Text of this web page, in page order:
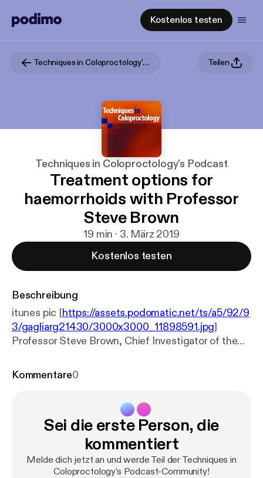
Kostenlos testen
Techniques in Coloproctology's Podcast Teilen
Techniques in Coloproctology's Podcast
Treatment options for
haemorrhoids with Professor
Steve Brown
19 min · 3. März 2019
Kostenlos testen
Beschreibung
itunes pic [https://assets.podomatic.net/ts/a5/92/9
3/gagliarg21430/3000x3000_11898591.jpg]
Professor Steve Brown, Chief Investigator of the
patients with haemorrhoids and the evidence
Kommentare0
Sei die erste Person, die
kommentiert
Melde dich jetzt an und werde Teil der Techniques in
Coloproctology's Podcast-Community!